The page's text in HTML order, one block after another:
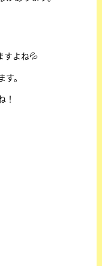
すよね💦
。
！